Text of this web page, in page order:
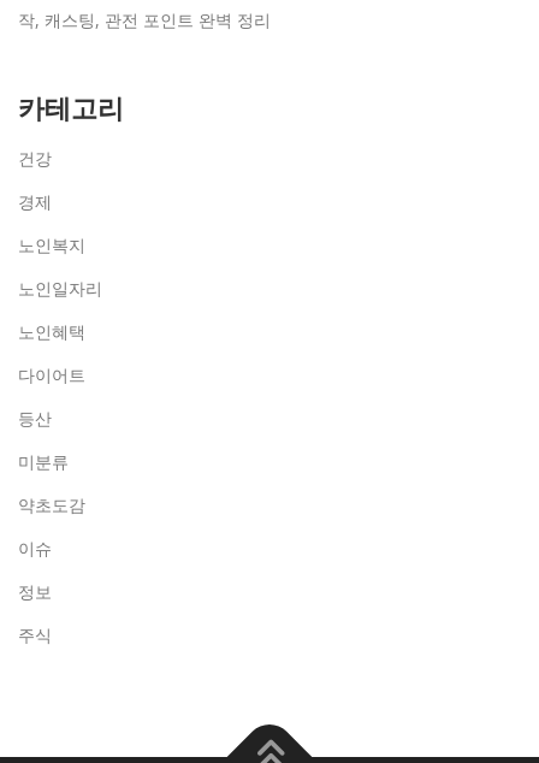
작, 캐스팅, 관전 포인트 완벽 정리
카테고리
건강
경제
노인복지
노인일자리
노인혜택
다이어트
등산
미분류
약초도감
이슈
정보
주식